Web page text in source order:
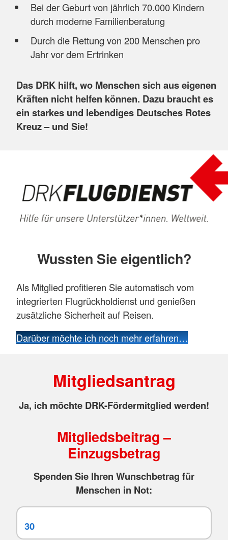
Bei der Geburt von jährlich 70.000 Kindern
durch moderne Familienberatung
Durch die Rettung von 200 Menschen pro
Jahr vor dem Ertrinken
Das DRK hilft, wo Menschen sich aus eigenen
Kräften nicht helfen können. Dazu braucht es
ein starkes und lebendiges Deutsches Rotes
Kreuz – und Sie!
Wussten Sie eigentlich?
Als Mitglied profitieren Sie automatisch vom
integrierten Flugrückholdienst und genießen
zusätzliche Sicherheit auf Reisen.
Darüber möchte ich noch mehr erfahren…
Mitgliedsantrag
Ja, ich möchte DRK-Fördermitglied werden!
Mitgliedsbeitrag –
Einzugsbetrag
Spenden Sie Ihren Wunschbetrag für
Menschen in Not: